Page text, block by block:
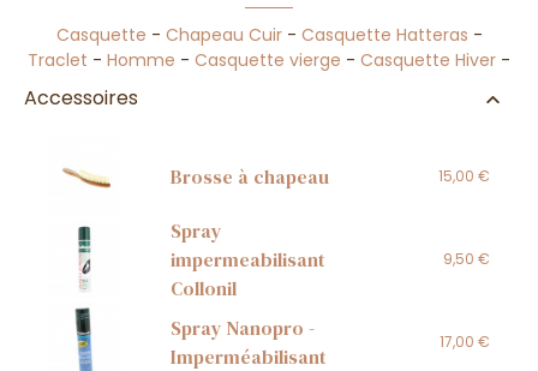
Casquette - Chapeau Cuir- Casquette Hatteras -
Traclet - Homme - Casquette vierge - Casquette Hiver -
Accessoires
Brosse à chapeau 15,00 €
Spray
impermeabilisant
Collonil
9,50 €
Spray Nanopro -
Imperméabilisant
17,00 €